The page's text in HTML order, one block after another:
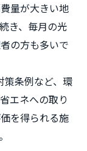
量が大きい地
き、毎月の光
の方も多いで
策条例など、環
エネへの取り
を得られる施